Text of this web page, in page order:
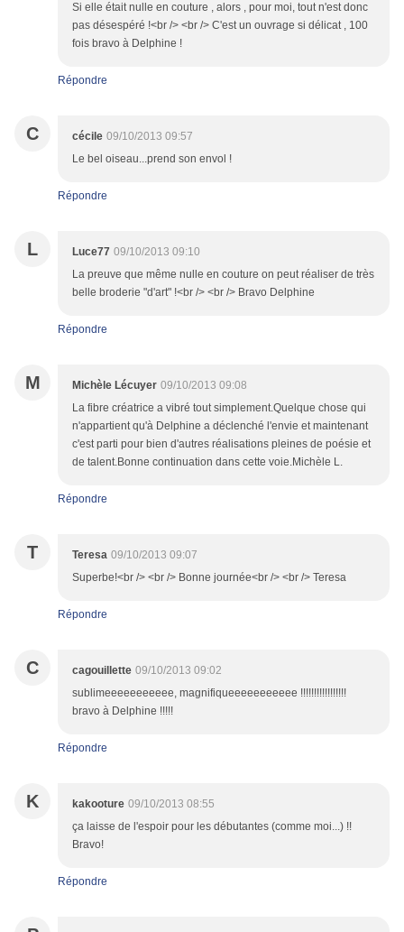
Si elle était nulle en couture , alors , pour moi, tout n'est donc
pas désespéré !<br /> <br /> C'est un ouvrage si délicat , 100
fois bravo à Delphine !
Répondre
C cécile 09/10/2013 09:57
Le bel oiseau...prend son envol !
Répondre
L Luce77 09/10/2013 09:10
La preuve que même nulle en couture on peut réaliser de très
belle broderie "d'art" !<br /> <br /> Bravo Delphine
Répondre
M Michèle Lécuyer 09/10/2013 09:08
La fibre créatrice a vibré tout simplement.Quelque chose qui
n'appartient qu'à Delphine a déclenché l'envie et maintenant
c'est parti pour bien d'autres réalisations pleines de poésie et
de talent.Bonne continuation dans cette voie.Michèle L.
Répondre
T Teresa 09/10/2013 09:07
Superbe!<br /> <br /> Bonne journée<br /> <br /> Teresa
Répondre
C cagouillette 09/10/2013 09:02
sublimeeeeeeeeeee, magnifiqueeeeeeeeeee !!!!!!!!!!!!!!!!!
bravo à Delphine !!!!!
Répondre
K kakooture 09/10/2013 08:55
ça laisse de l'espoir pour les débutantes (comme moi...) !!
Bravo!
Répondre